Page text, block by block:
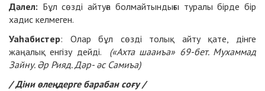
Дәлел: Бұл сөзді айтуға болмайтындығы туралы бірде бір
хадис келмеген.
Уаһабистер: Олар бұл сөзді толық айту қате, дінге
жаңалық енгізу дейді. («Ахта шааиъа» 69-бет. Мухаммад
Зайну. Әр Рияд. Дәр- әс Самиъа)
/ Діни өлеңдерге барабан соғу /